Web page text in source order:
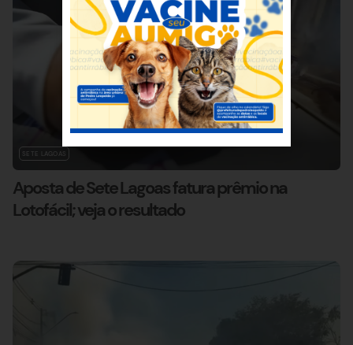
SETE LAGOAS
Aposta de Sete Lagoas fatura prêmio na
Lotofácil; veja o resultado